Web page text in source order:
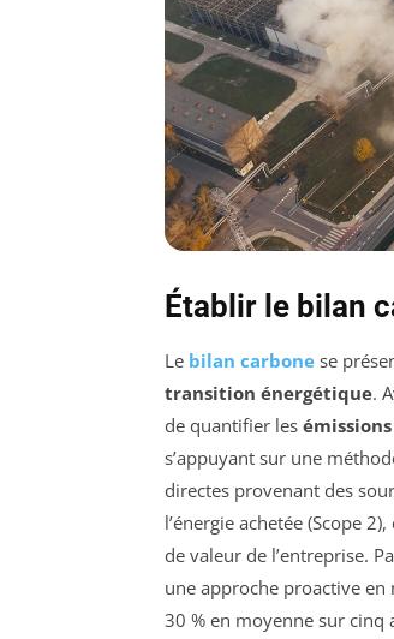
Établir le bilan
Le bilan carbone se
transition énergétique.
de quantifier les
s’appuyant sur une
directes provenant des
l’énergie achetée (Scope
de valeur de l’entreprise.
une approche proactive en
30 % en moyenne sur cinq